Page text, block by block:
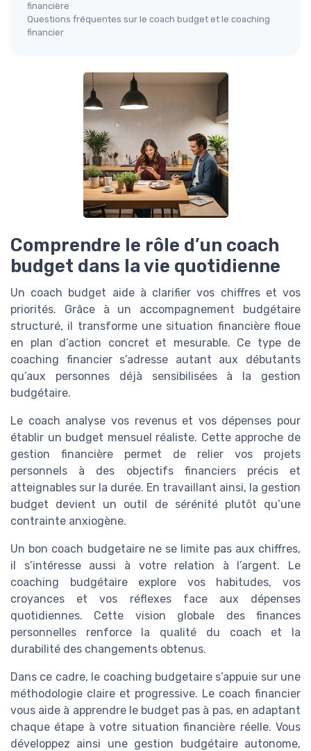
financière
Questions fréquentes sur le coach budget et le coaching
financier
Comprendre le rôle d’un coach
budget dans la vie quotidienne
Un coach budget aide à clarifier vos chiffres et vos
priorités. Grâce à un accompagnement budgétaire
structuré, il transforme une situation financière floue
en plan d’action concret et mesurable. Ce type de
coaching financier s’adresse autant aux débutants
qu’aux personnes déjà sensibilisées à la gestion
budgétaire.
Le coach analyse vos revenus et vos dépenses pour
établir un budget mensuel réaliste. Cette approche de
gestion financière permet de relier vos projets
personnels à des objectifs financiers précis et
atteignables sur la durée. En travaillant ainsi, la gestion
budget devient un outil de sérénité plutôt qu’une
contrainte anxiogène.
Un bon coach budgetaire ne se limite pas aux chiffres,
il s’intéresse aussi à votre relation à l’argent. Le
coaching budgétaire explore vos habitudes, vos
croyances et vos réflexes face aux dépenses
quotidiennes. Cette vision globale des finances
personnelles renforce la qualité du coach et la
durabilité des changements obtenus.
Dans ce cadre, le coaching budgetaire s’appuie sur une
méthodologie claire et progressive. Le coach financier
vous aide à apprendre le budget pas à pas, en adaptant
chaque étape à votre situation financière réelle. Vous
développez ainsi une gestion budgétaire autonome,